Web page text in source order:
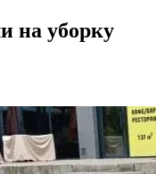
на уборку